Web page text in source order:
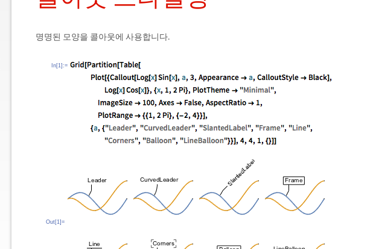
명명된 모양을 콜아웃에 사용합니다.
In[1]:=
Out[1]=